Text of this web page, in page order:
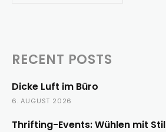
RECENT POSTS
Dicke Luft im Büro
6. AUGUST 2026
Thrifting-Events: Wühlen mit Stil